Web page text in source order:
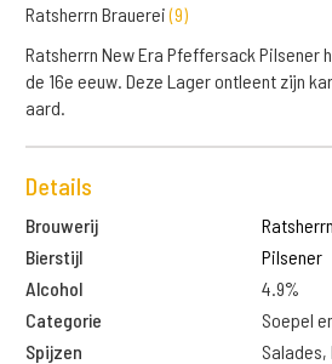
Ratsherrn Brauerei(9)
Ratsherrn New Era Pfeffersack
de 16e eeuw. Deze Lager ontleent zijn
aard.
Details
Brouwerij
Bierstijl
Pilsener
Alcohol
4.9%
Categorie
Soepel
Spijzen